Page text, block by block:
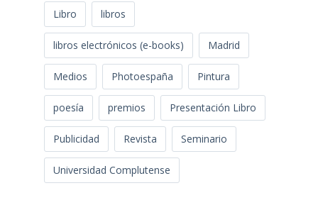
Libro libros
libros electrónicos (e-books) Madrid
Medios Photoespaña Pintura
poesía premios Presentación Libro
Publicidad Revista Seminario
Universidad Complutense